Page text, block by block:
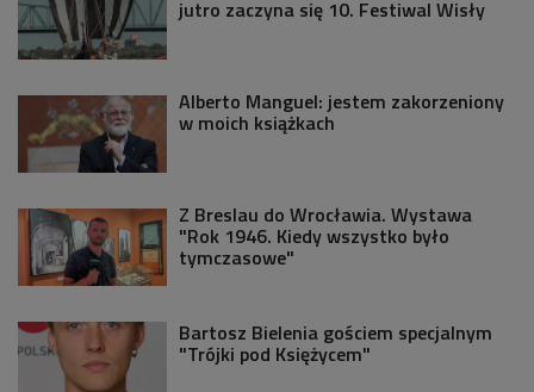
jutro zaczyna się 10. Festiwal Wisły
Alberto Manguel: jestem zakorzeniony
w moich książkach
Z Breslau do Wrocławia. Wystawa
"Rok 1946. Kiedy wszystko było
tymczasowe"
Bartosz Bielenia gościem specjalnym
"Trójki pod Księżycem"